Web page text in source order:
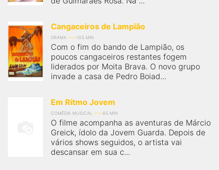
Cangaceiros de Lampião
DRAMA 105 MIN
Com o fim do bando de Lampião, os
poucos cangaceiros restantes fogem
liderados por Moita Brava. O novo grupo
invade a casa de Pedro Boiad...
Em Ritmo Jovem
COMÉDIA MUSICAL 85 MIN
O filme acompanha as aventuras de Márcio
Greick, ídolo da Jovem Guarda. Depois de
vários shows seguidos, o artista vai
descansar em sua c...